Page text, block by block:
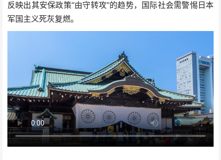
反映出其安保政策“由守转攻”的趋势，国际社会需警惕日本
军国主义死灰复燃。